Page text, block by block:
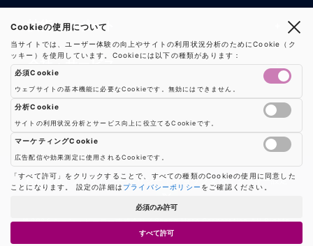
RFIDリーダー
RFIDチップ・モジュール
RFIDアンテナ
RFIDプリンター
RFIDタグ
ソリューション
バーコードスキャナ
RFIDソリューション
RFIDとセンサー
マシンビジョン
防爆製品
RFIDシールド
技術・サポート
技術記事一覧
活用事例
よくある質問
用語集
業界別RFID活用例
保守・メンテナンス
会社・サービス
会社概要
お知らせ
プレスリリース
お問い合わせ
事業内容
事業内容一覧
機器販売
コンサルティング
利用規約 | プライバシーポリシー | ショップ案内 | クッキー設定
© 2026 シェン・ヒーロー株式会社 / Sheng Hero Corporation All Rights
Reserved.
Cookieの使用について
当サイトでは、ユーザー体験の向上やサイトの利用状況分析のためにCookie（ク
ッキー）を使用しています。Cookieには以下の種類があります：
必須Cookie
ウェブサイトの基本機能に必要なCookieです。無効にはできません。
分析Cookie
サイトの利用状況分析とサービス向上に役立てるCookieです。
Google AnalyticsやGoogle Tag Managerなどの分析ツールのCookieを制御しま
マーケティングCookie
広告配信や効果測定に使用されるCookieです。
広告配信や効果測定のためのCookieを制御します
「すべて許可」をクリックすることで、すべての種類のCookieの使用に同意した
ことになります。 設定の詳細は プライバシーポリシー をご確認ください。
必須のみ許可
すべて許可